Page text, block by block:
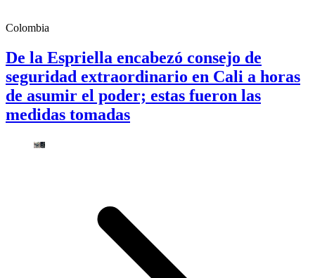
Colombia
De la Espriella encabezó consejo de
seguridad extraordinario en Cali a horas
de asumir el poder; estas fueron las
medidas tomadas